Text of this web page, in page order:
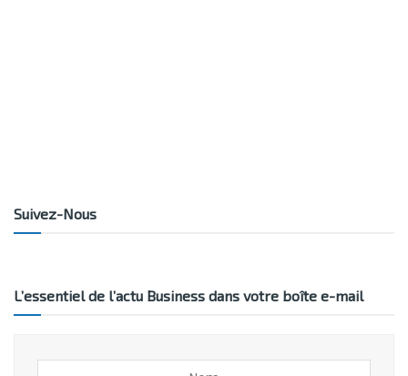
Suivez-Nous
L’essentiel de l’actu Business dans votre boîte e-mail